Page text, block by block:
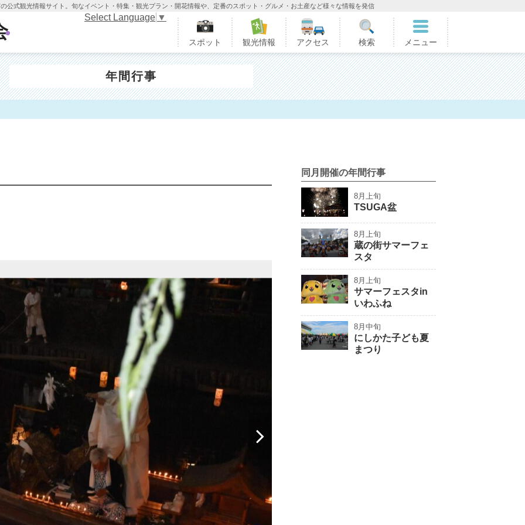
公式観光情報サイト。旬なイベント・特集・観光プラン・開花情報や、定番のスポット・グルメ・お土産など様々な情報を発信
栃木市観光協会
スポット 観光情報 アクセス 検索 メニュー
Select Language ▼
年間行事
同月開催の年間行事
8月上旬
TSUGA盆
8月上旬
蔵の街サマーフェ
スタ
8月上旬
サマーフェスタin
いわふね
8月中旬
にしかた子ども夏
まつり